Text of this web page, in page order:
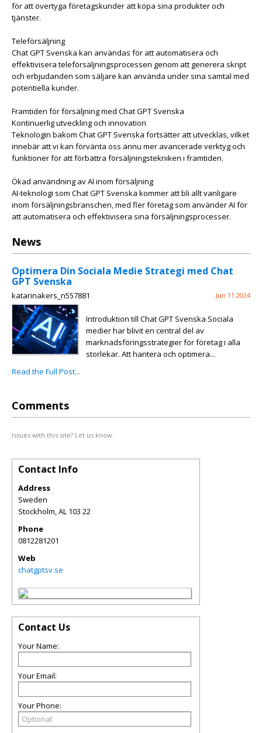
för att övertyga företagskunder att köpa sina produkter och
tjänster.
Teleförsäljning
Chat GPT Svenska kan användas för att automatisera och
effektivisera teleförsäljningsprocessen genom att generera skript
och erbjudanden som säljare kan använda under sina samtal med
potentiella kunder.
Framtiden för försäljning med Chat GPT Svenska
Kontinuerlig utveckling och innovation
Teknologin bakom Chat GPT Svenska fortsätter att utvecklas, vilket
innebär att vi kan förvänta oss ännu mer avancerade verktyg och
funktioner för att förbättra försäljningstekniken i framtiden.
Ökad användning av AI inom försäljning
AI-teknologi som Chat GPT Svenska kommer att bli allt vanligare
inom försäljningsbranschen, med fler företag som använder AI för
att automatisera och effektivisera sina försäljningsprocesser.
News
Optimera Din Sociala Medie Strategi med Chat
GPT Svenska
katarinakers_n557881 Jun 11 2024
Introduktion till Chat GPT Svenska Sociala
medier har blivit en central del av
marknadsföringsstrategier för företag i alla
storlekar. Att hantera och optimera...
Read the Full Post...
Comments
Issues with this site? Let us know.
Contact Info
Address
Sweden
Stockholm,AL 103 22
Phone
0812281201
Web
chatgptsv.se
Contact Us
Your Name:
Your Email:
Your Phone: